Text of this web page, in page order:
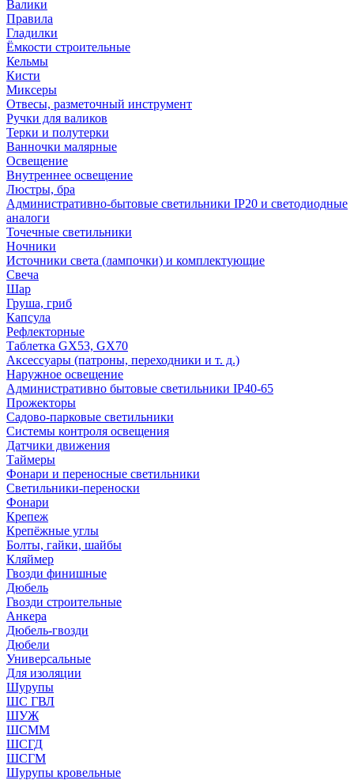
Валики
Правила
Гладилки
Ёмкости строительные
Кельмы
Кисти
Миксеры
Отвесы, разметочный инструмент
Ручки для валиков
Терки и полутерки
Ванночки малярные
Освещение
Внутреннее освещение
Люстры, бра
Административно-бытовые светильники IP20 и светодиодные
аналоги
Точечные светильники
Ночники
Источники света (лампочки) и комплектующие
Свеча
Шар
Груша, гриб
Капсула
Рефлекторные
Таблетка GX53, GX70
Аксессуары (патроны, переходники и т. д.)
Наружное освещение
Административно бытовые светильники IP40-65
Прожекторы
Садово-парковые светильники
Системы контроля освещения
Датчики движения
Таймеры
Фонари и переносные светильники
Светильники-переноски
Фонари
Крепеж
Крепёжные углы
Болты, гайки, шайбы
Кляймер
Гвозди финишные
Дюбель
Гвозди строительные
Анкера
Дюбель-гвозди
Дюбели
Универсальные
Для изоляции
Шурупы
ШС ГВЛ
ШУЖ
ШСММ
ШСГД
ШСГМ
Шурупы кровельные